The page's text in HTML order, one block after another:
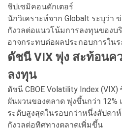
ชิปเซมิคอนดักเตอร์
นักวิเคราะห์จาก Globalt ระบุว่า
กังวลต่อแนวโน้มการลงทุนของบ
อาจกระทบต่อผลประกอบการใน
ดัชนี VIX พุ่ง สะท้อนค
ลงทุน
ดัชนี CBOE Volatility Index
ผันผวนของตลาด พุ่งขึ้นกว่า 12%
ระดับสูงสุดในรอบกว่าหนึ่งสัปดา
กังวลต่อทิศทางตลาดเพิ่มขึ้น